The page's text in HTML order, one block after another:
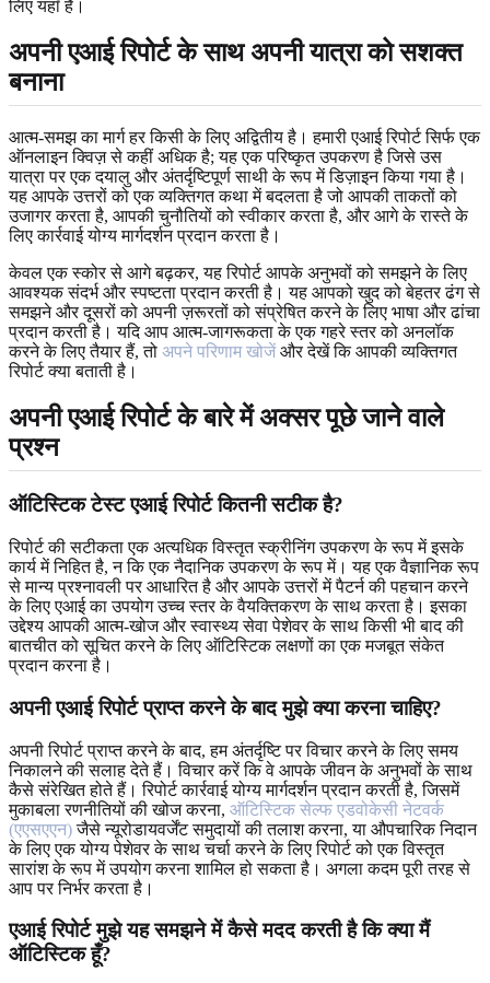
लिए यहाँ है।
अपनी एआई रिपोर्ट के साथ अपनी यात्रा को सशक्त
बनाना
आत्म-समझ का मार्ग हर किसी के लिए अद्वितीय है। हमारी एआई रिपोर्ट सिर्फ एक
ऑनलाइन क्विज़ से कहीं अधिक है; यह एक परिष्कृत उपकरण है जिसे उस
यात्रा पर एक दयालु और अंतर्दृष्टिपूर्ण साथी के रूप में डिज़ाइन किया गया है।
यह आपके उत्तरों को एक व्यक्तिगत कथा में बदलता है जो आपकी ताकतों को
उजागर करता है, आपकी चुनौतियों को स्वीकार करता है, और आगे के रास्ते के
लिए कार्रवाई योग्य मार्गदर्शन प्रदान करता है।
केवल एक स्कोर से आगे बढ़कर, यह रिपोर्ट आपके अनुभवों को समझने के लिए
आवश्यक संदर्भ और स्पष्टता प्रदान करती है। यह आपको खुद को बेहतर ढंग से
समझने और दूसरों को अपनी ज़रूरतों को संप्रेषित करने के लिए भाषा और ढांचा
प्रदान करती है। यदि आप आत्म-जागरूकता के एक गहरे स्तर को अनलॉक
करने के लिए तैयार हैं, तो अपने परिणाम खोजेंऔर देखें कि आपकी व्यक्तिगत
रिपोर्ट क्या बताती है।
अपनी एआई रिपोर्ट के बारे में अक्सर पूछे जाने वाले
प्रश्न
ऑटिस्टिक टेस्ट एआई रिपोर्ट कितनी सटीक है?
रिपोर्ट की सटीकता एक अत्यधिक विस्तृत स्क्रीनिंग उपकरण के रूप में इसके
कार्य में निहित है, न कि एक नैदानिक ​​उपकरण के रूप में। यह एक वैज्ञानिक रूप
से मान्य प्रश्नावली पर आधारित है और आपके उत्तरों में पैटर्न की पहचान करने
के लिए एआई का उपयोग उच्च स्तर के वैयक्तिकरण के साथ करता है। इसका
उद्देश्य आपकी आत्म-खोज और स्वास्थ्य सेवा पेशेवर के साथ किसी भी बाद की
बातचीत को सूचित करने के लिए ऑटिस्टिक लक्षणों का एक मजबूत संकेत
प्रदान करना है।
अपनी एआई रिपोर्ट प्राप्त करने के बाद मुझे क्या करना चाहिए?
अपनी रिपोर्ट प्राप्त करने के बाद, हम अंतर्दृष्टि पर विचार करने के लिए समय
निकालने की सलाह देते हैं। विचार करें कि वे आपके जीवन के अनुभवों के साथ
कैसे संरेखित होते हैं। रिपोर्ट कार्रवाई योग्य मार्गदर्शन प्रदान करती है, जिसमें
मुकाबला रणनीतियों की खोज करना, ऑटिस्टिक सेल्फ एडवोकेसी नेटवर्क
(एएसएएन)जैसे न्यूरोडायवर्जेंट समुदायों की तलाश करना, या औपचारिक निदान
के लिए एक योग्य पेशेवर के साथ चर्चा करने के लिए रिपोर्ट को एक विस्तृत
सारांश के रूप में उपयोग करना शामिल हो सकता है। अगला कदम पूरी तरह से
आप पर निर्भर करता है।
एआई रिपोर्ट मुझे यह समझने में कैसे मदद करती है कि क्या मैं
ऑटिस्टिक हूँ?